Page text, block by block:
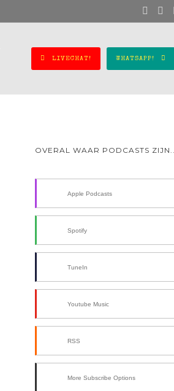
LIVECHAT! WHATSAPP!
OVERAL WAAR PODCASTS ZIJN...
Apple Podcasts
Spotify
TuneIn
Youtube Music
RSS
More Subscribe Options